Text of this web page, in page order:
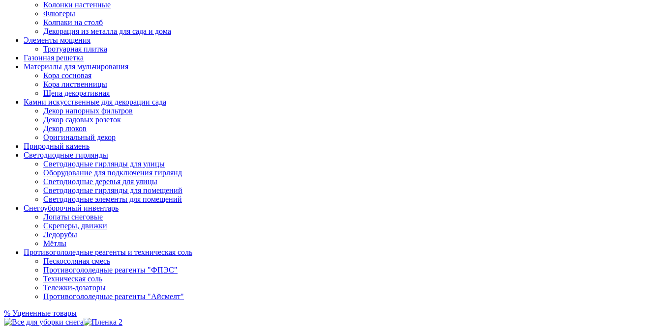
Колонки настенные
Флюгеры
Колпаки на столб
Декорация из металла для сада и дома
Элементы мощения
Тротуарная плитка
Газонная решетка
Материалы для мульчирования
Кора сосновая
Кора лиственницы
Щепа декоративная
Камни искусственные для декорации сада
Декор напорных фильтров
Декор садовых розеток
Декор люков
Оригинальный декор
Природный камень
Светодиодные гирлянды
Светодиодные гирлянды для улицы
Оборудование для подключения гирлянд
Светодиодные деревья для улицы
Светодиодные гирлянды для помещений
Светодиодные элементы для помещений
Снегоуборочный инвентарь
Лопаты снеговые
Скреперы, движки
Ледорубы
Мётлы
Противогололедные реагенты и техническая соль
Пескосоляная смесь
Противогололедные реагенты "ФПЭС"
Техническая соль
Тележки-дозаторы
Противогололедные реагенты "Айсмелт"
% Уцененные товары